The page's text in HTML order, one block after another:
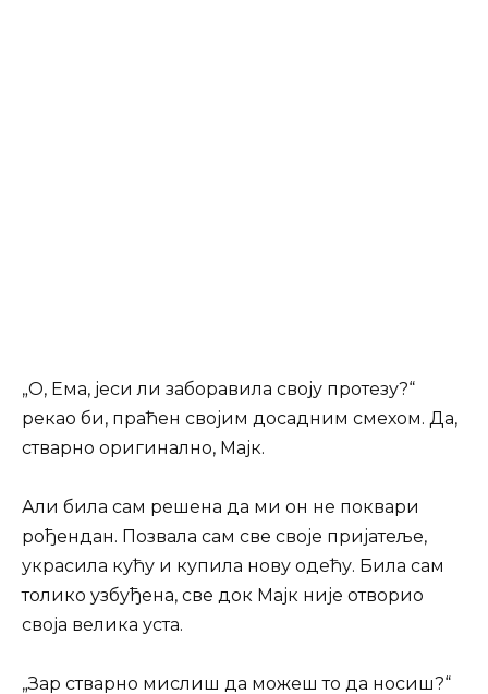
„О, Ема, јеси ли заборавила своју протезу?“
рекао би, праћен својим досадним смехом. Да,
стварно оригинално, Мајк.
Али била сам решена да ми он не поквари
рођендан. Позвала сам све своје пријатеље,
украсила кућу и купила нову одећу. Била сам
толико узбуђена, све док Мајк није отворио
своја велика уста.
„Зар стварно мислиш да можеш то да носиш?“